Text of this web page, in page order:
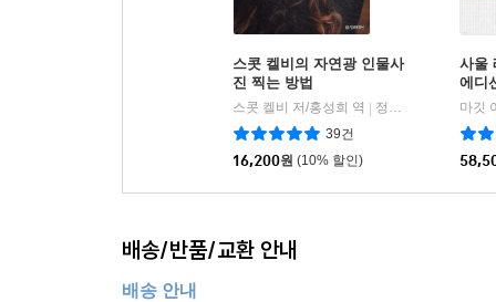
스콧 켈비의 자연광 인물사
진 찍는 방법
스콧 켈비 저/홍성희 역
정보문화사
39건
16,200원 (10% 할인)
사울
에디
배송/반품/교환 안내
배송 안내